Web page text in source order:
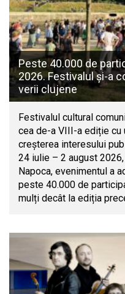
Peste 40.000 de
2026. Festivalul și-a
verii clujene
Festivalul cultural
cea de-a VIII-a ediție cu
creșterea interesului
24 iulie – 2 august
Napoca, evenimentul a
peste 40.000 de
mulți decât la ediția